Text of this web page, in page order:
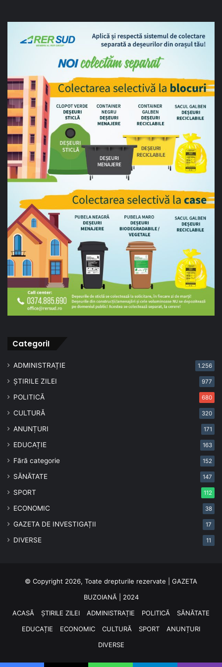
CategoriI
ADMINISTRAȚIE 1.256
ȘTIRILE ZILEI 977
POLITICĂ 680
CULTURĂ 320
ANUNȚURI 171
EDUCAȚIE 163
Fără categorie 152
SĂNĂTATE 147
SPORT 112
ECONOMIC 38
GAZETA DE INVESTIGAȚII 17
DIVERSE 11
© Copyright 2026, Toate drepturile rezervate | GAZETA
BUZOIANĂ | 2024
ACASĂ
ȘTIRILE ZILEI ADMINISTRAȚIE POLITICĂ
SĂNĂTATE
EDUCAȚIE
ECONOMIC CULTURĂ SPORT
ANUNȚURI
DIVERSE